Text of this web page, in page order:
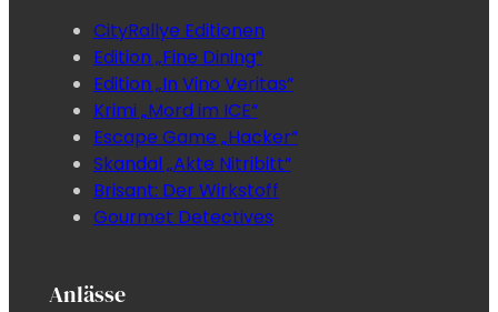
CityRallye Editionen
Edition „Fine Dining“
Edition „In Vino Veritas“
Krimi „Mord im ICE“
Escape Game „Hacker“
Skandal „Akte Nitribitt“
Brisant: Der Wirkstoff
Gourmet Detectives
Anlässe